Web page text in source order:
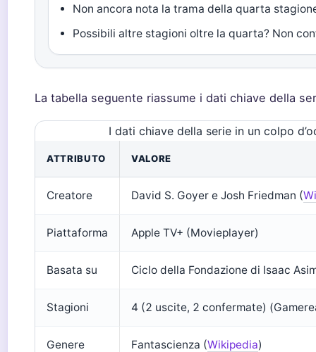
Non ancora nota la trama della quarta
Possibili altre stagioni oltre la quarta? Non
La tabella seguente riassume i dati chiave della
I dati chiave della serie in un colpo
ATTRIBUTO VALORE
Creatore David S. Goyer e Josh Friedman (
Piattaforma Apple TV+ (Movieplayer)
Basata su Ciclo della Fondazione di Isaac
Stagioni 4 (2 uscite, 2 confermate)
Genere Fantascienza (Wikipedia)